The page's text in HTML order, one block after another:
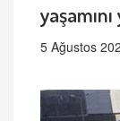
5 Ağustos